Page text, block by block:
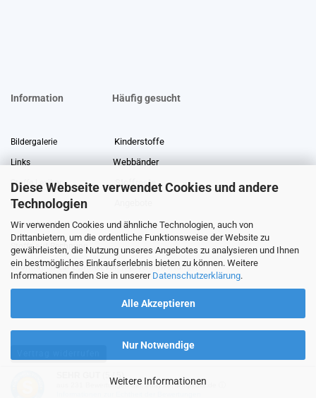
Diese Webseite verwendet Cookies und andere
Technologien
Wir verwenden Cookies und ähnliche Technologien, auch von
Drittanbietern, um die ordentliche Funktionsweise der Website zu
gewährleisten, die Nutzung unseres Angebotes zu analysieren und Ihnen
ein bestmögliches Einkaufserlebnis bieten zu können. Weitere
Informationen finden Sie in unserer Datenschutzerklärung.
Alle Akzeptieren
Nur Notwendige
Weitere Informationen
Information Häufig gesucht
Bildergalerie Kinderstoffe
Links Webbänder
Stoffe Lexikon Stoffreste
Über uns
Gewerberabatt Meterware
Stoffe auf Rechnung
Information zur Echtheit von Kundenbewertungen
(5 / 5)
Bewertungen bei: ebay.de, shopvote.de ⓘ